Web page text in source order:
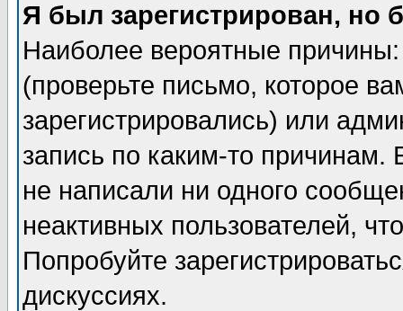
Я был зарегистрирован, но
Наиболее вероятные
(проверьте письмо, которое
зарегистрировались) или
запись по каким-то
не написали ни одного
неактивных пользователей,
Попробуйте
дискуссиях.